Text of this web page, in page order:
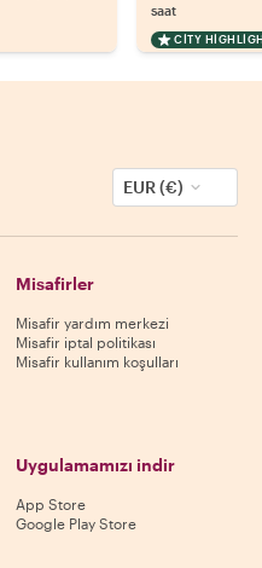
saat
CITY
EUR (€)
Misafirler
Misafir yardım merkezi
Misafir iptal politikası
Misafir kullanım koşulları
Uygulamamızı indir
App Store
Google Play Store